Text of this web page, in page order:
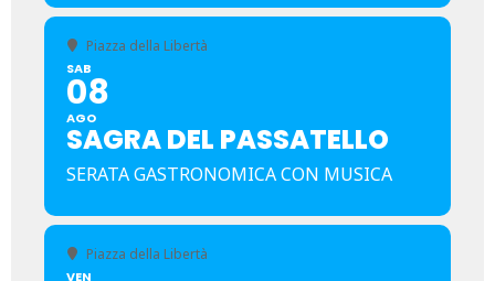
Piazza della Libertà
SAB
08
AGO
SAGRA DEL PASSATELLO
SERATA GASTRONOMICA CON MUSICA
Piazza della Libertà
VEN